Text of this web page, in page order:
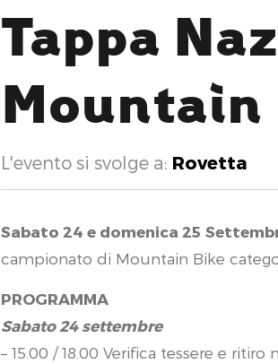
Tappa
Mountain
L'evento si svolge a: Rovetta
Sabato 24 e domenica 25
campionato di Mountain Bike
PROGRAMMA
Sabato 24 settembre
– 15.00 / 18.00 Verifica tessere e